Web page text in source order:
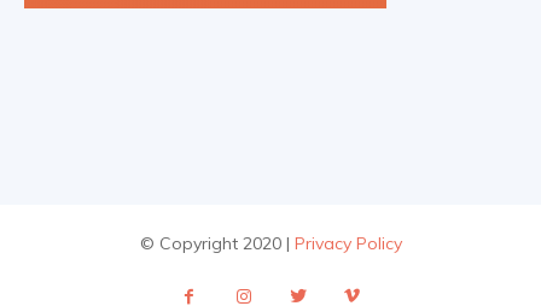
© Copyright 2020 | Privacy Policy